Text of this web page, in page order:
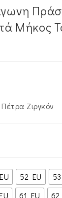
Μήκος
Ζιργκόν
52 EU
61 EU 62